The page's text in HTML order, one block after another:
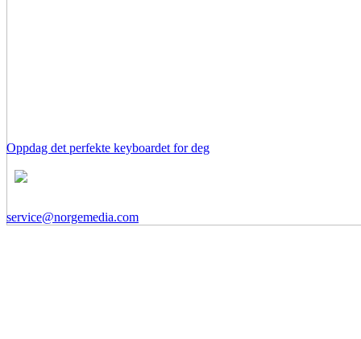
Oppdag det perfekte keyboardet for deg
service@norgemedia.com